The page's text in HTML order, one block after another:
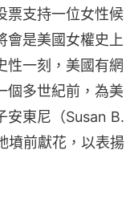
票支持一位女性候
會是美國女權史上
性一刻，美國有網
個多世紀前，為美
安東尼（Susan B.
墳前獻花，以表揚